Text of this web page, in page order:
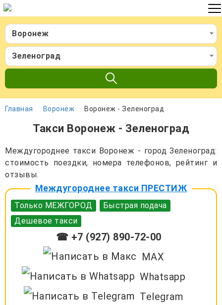
Воронеж
Зеленоград
Главная Воронеж Воронеж - Зеленоград
Такси Воронеж - Зеленоград
Междугороднее такси Воронеж - город Зеленоград:
стоимость поездки, номера телефонов, рейтинг и
отзывы.
Междугороднее такси ПРЕСТИЖ
Только МЕЖГОРОД
Быстрая подача
Дешевое такси
☎ +7 (927) 890-72-00
MAX
Whatsapp
Telegram